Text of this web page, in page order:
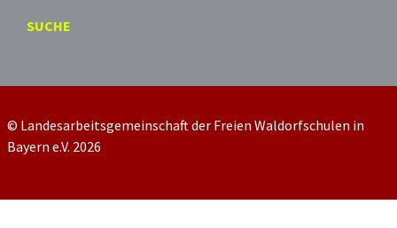
SUCHE
© Landesarbeitsgemeinschaft der Freien Waldorfschulen in
Bayern e.V. 2026